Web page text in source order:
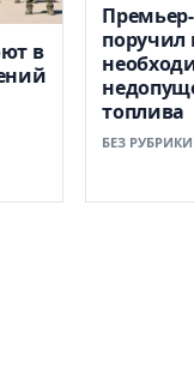
в
поручил
топлива
БЕЗ РУБРИКИ